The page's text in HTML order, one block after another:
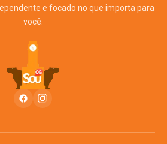
e focado no que importa para
você.